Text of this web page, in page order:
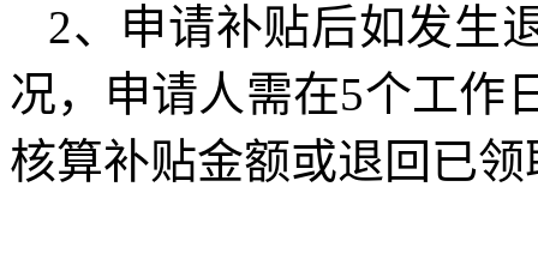
2、申请补贴后如发生
况，申请人需在5个工作
核算补贴金额或退回已